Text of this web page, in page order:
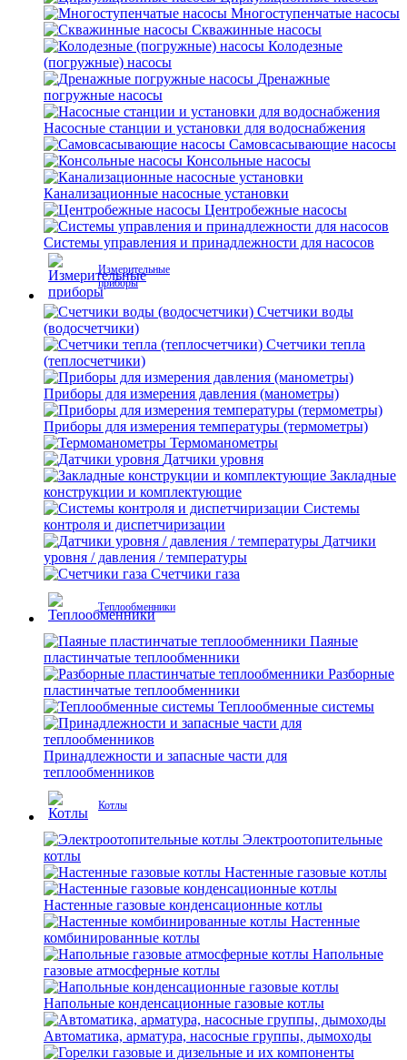
Многоступенчатые насосы
Скважинные насосы
Колодезные
(погружные) насосы
Дренажные
погружные насосы
Насосные станции и установки для водоснабжения
Самовсасывающие насосы
Консольные насосы
Канализационные насосные установки
Центробежные насосы
Системы управления и принадлежности для насосов
Измерительные
приборы
Счетчики воды
(водосчетчики)
Счетчики тепла
(теплосчетчики)
Приборы для измерения давления (манометры)
Приборы для измерения температуры (термометры)
Термоманометры
Датчики уровня
Закладные
конструкции и комплектующие
Системы
контроля и диспетчиризации
Датчики
уровня / давления / температуры
Счетчики газа
Теплообменники
Паяные
пластинчатые теплообменники
Разборные
пластинчатые теплообменники
Теплообменные системы
Принадлежности и запасные части для
теплообменников
Котлы
Электроотопительные
котлы
Настенные газовые котлы
Настенные газовые конденсационные котлы
Настенные
комбинированные котлы
Напольные
газовые атмосферные котлы
Напольные конденсационные газовые котлы
Автоматика, арматура, насосные группы, дымоходы